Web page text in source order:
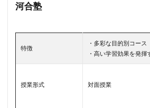
河合塾
特徴
・多彩な目的別コース
・高い学習効果を発揮
授業形式 対面授業